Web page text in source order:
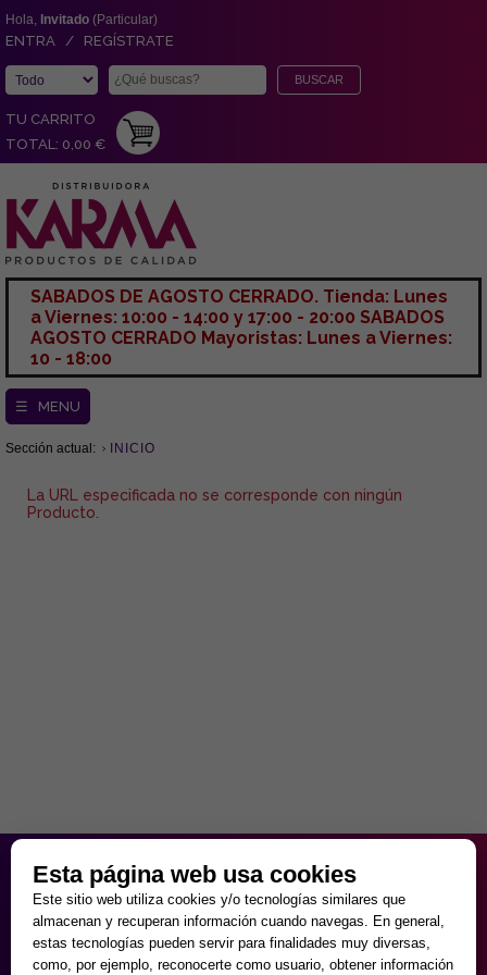
Hola, Invitado (Particular)
ENTRA / REGÍSTRATE
TU CARRITO
TOTAL: 0,00 €
SABADOS DE AGOSTO CERRADO. Tienda: Lunes
a Viernes: 10:00 - 14:00 y 17:00 - 20:00 SABADOS
AGOSTO CERRADO Mayoristas: Lunes a Viernes:
10 - 18:00
☰ MENU
Sección actual: INICIO
La URL especificada no se corresponde con ningún
Producto.
de Lunes a Viernes
9:30 - 20:00
Sábados
10:00 - 14:00 y 17:00 - 20:00
Domingos cerrado.
Esta página web usa cookies
Este sitio web utiliza cookies y/o tecnologías similares que
almacenan y recuperan información cuando navegas. En general,
estas tecnologías pueden servir para finalidades muy diversas,
como, por ejemplo, reconocerte como usuario, obtener información